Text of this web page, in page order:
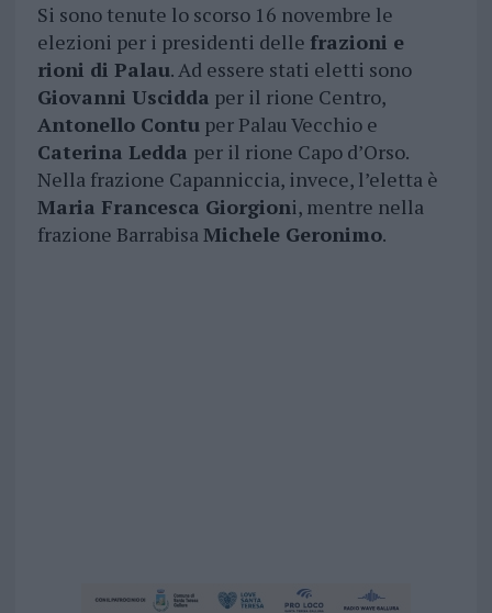
Si sono tenute lo scorso 16 novembre le
elezioni per i presidenti delle frazioni e
rioni di Palau. Ad essere stati eletti sono
Giovanni Uscidda per il rione Centro,
Antonello Contuper Palau Vecchio e
Caterina Ledda per il rione Capo d’Orso.
Nella frazione Capanniccia, invece, l’eletta è
Maria Francesca Giorgioni, mentre nella
frazione BarrabisaMichele Geronimo.